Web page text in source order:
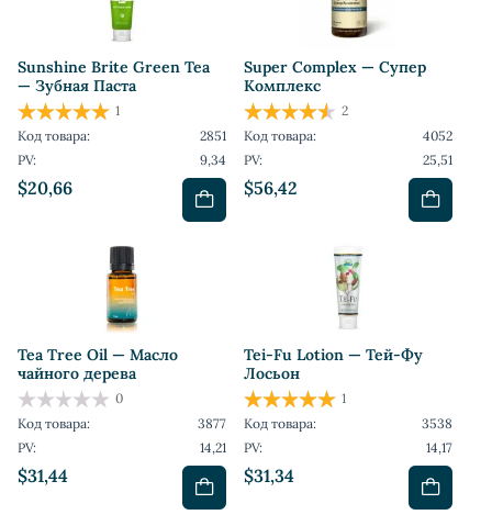
Sunshine Brite Green Tea
— Зубная Паста
$20,66
1
Код товара:
2851
PV:
9,34
Super Complex — Супер
Комплекс
$56,42
2
Код товара:
4052
PV:
25,51
Tea Tree Oil — Масло
чайного дерева
$31,44
0
Код товара:
3877
PV:
14,21
Tei-Fu Lotion — Тей-Фу
Лосьон
$31,34
1
Код товара:
3538
PV:
14,17